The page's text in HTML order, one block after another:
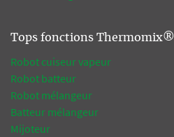
Tops fonctions Thermomix®
Robot cuiseur vapeur
Robot batteur
Robot mélangeur
Batteur mélangeur
Mijoteur